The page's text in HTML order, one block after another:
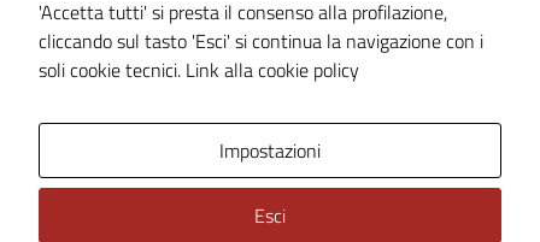
Dichiarazione di accessibilità
Piano di miglioramento del sito
'Accetta tutti' si presta il consenso alla profilazione,
cliccando sul tasto 'Esci' si continua la navigazione con i
soli cookie tecnici. Link alla cookie policy
Impostazioni
Esci
disabilitati.
Questi cookie
non raccolgono
personali.